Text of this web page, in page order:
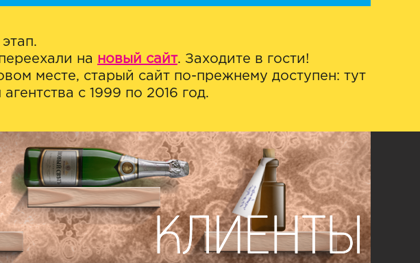
на новый сайт. Заходите в гости!
месте, старый сайт по-прежнему доступен: тут
с 1999 по 2016 год.